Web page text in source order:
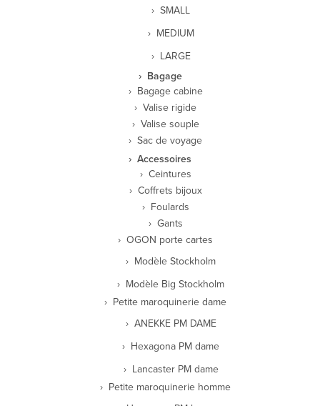
SMALL
MEDIUM
LARGE
Bagage
Bagage cabine
Valise rigide
Valise souple
Sac de voyage
Accessoires
Ceintures
Coffrets bijoux
Foulards
Gants
OGON porte cartes
Modèle Stockholm
Modèle Big Stockholm
Petite maroquinerie dame
ANEKKE PM DAME
Hexagona PM dame
Lancaster PM dame
Petite maroquinerie homme